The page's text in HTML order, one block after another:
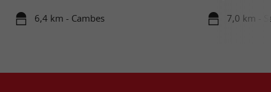
6,4 km - Cambes 7,0 km -